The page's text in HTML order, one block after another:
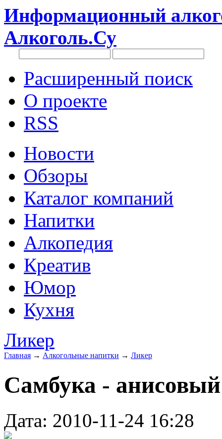
Информационный
Алкоголь.Су
Расширенный поиск
О проекте
RSS
Новости
Обзоры
Каталог компаний
Напитки
Алкопедия
Креатив
Юмор
Кухня
Ликер
Главная → Алкогольные напитки → Ликер
Самбука -
Дата: 2010-11-24 16:28